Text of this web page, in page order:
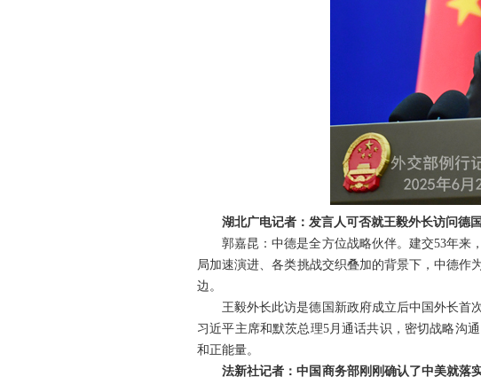
湖北广电记者：发言人可否就王毅外长访问德
郭嘉昆：中德是全方位战略伙伴。建交53年来
局加速演进、各类挑战交织叠加的背景下，中德作
边。
王毅外长此访是德国新政府成立后中国外长首
习近平主席和默茨总理5月通话共识，密切战略沟
和正能量。
法新社记者：中国商务部刚刚确认了中美就落